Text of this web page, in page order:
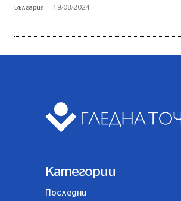
България 19/08/2024
Категории
Последни